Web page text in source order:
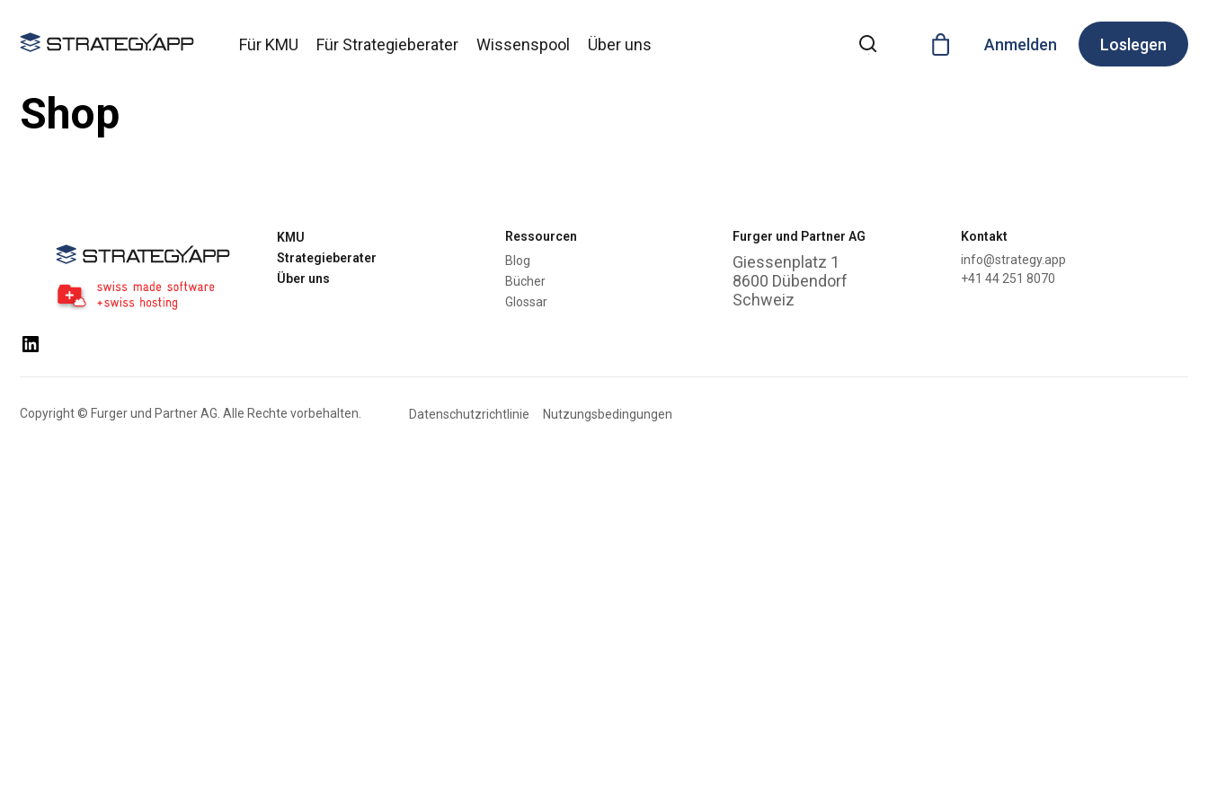
Für KMU Für Strategieberater Wissenspool Über uns Anmelden Loslegen
Shop
LinkedIn
KMU
Strategieberater
Über uns
Ressourcen
Blog
Bücher
Glossar
Furger und Partner AG
Giessenplatz 1
8600 Dübendorf
Schweiz
Kontakt
info@strategy.app
+41 44 251 8070
Copyright © Furger und Partner AG. Alle Rechte vorbehalten. Datenschutzrichtlinie Nutzungsbedingungen